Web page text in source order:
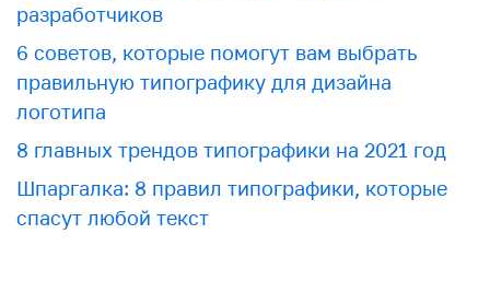
разработчиков
6 советов, которые помогут вам выбрать
правильную типографику для дизайна
логотипа
8 главных трендов типографики на 2021 год
Шпаргалка: 8 правил типографики, которые
спасут любой текст